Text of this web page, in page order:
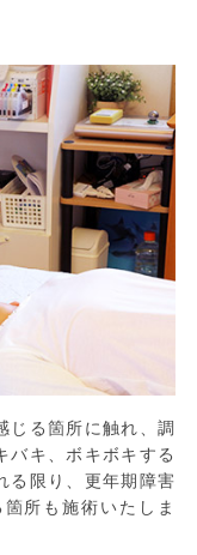
じる箇所に触れ、調
バキ、ボキボキする
る限り、更年期障害
所も施術いたしま